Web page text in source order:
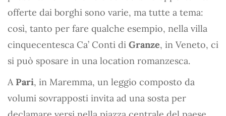
offerte dai borghi sono varie, ma tutte a tema:
così, tanto per fare qualche esempio, nella villa
cinquecentesca Ca’ Conti di Granze, in Veneto, ci
si può sposare in una location romanzesca.
A Pari, in Maremma, un leggio composto da
volumi sovrapposti invita ad una sosta per